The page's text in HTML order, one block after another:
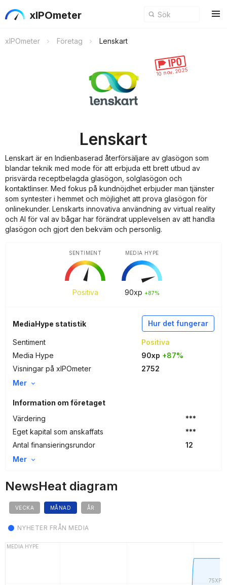
xIPOmeter
xIPOmeter Företag Lenskart
10 nov. 2025
Lenskart
Lenskart är en Indienbaserad återförsäljare av glasögon som
blandar teknik med mode för att erbjuda ett brett utbud av
prisvärda receptbelagda glasögon, solglasögon och
kontaktlinser. Med fokus på kundnöjdhet erbjuder man tjänster
som syntester i hemmet och möjlighet att prova glasögon för
onlinekunder. Lenskarts innovativa användning av virtual reality
och AI för val av bågar har förändrat upplevelsen av att handla
glasögon och gjort den bekväm och personlig.
Positiva
SENTIMENT
90xp +87%
MEDIA HYPE
Hur det fungerar
MediaHype statistik
Sentiment
Positiva
Media Hype
90xp +87%
Visningar på xIPOmeter
2752
Mer
Information om företaget
Värdering
***
Eget kapital som anskaffats
***
Antal finansieringsrundor
12
Mer
NewsHeat diagram
VECKA MÅNAD ÅR
NYHETER FRÅN MEDIA